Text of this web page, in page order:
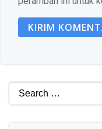
Search